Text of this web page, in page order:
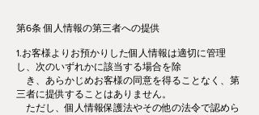
第6条 個人情報の第三者への提供
1.お客様よりお預かりした個人情報は適切に管理
し、次のいずれかに該当する場合を除
き、あらかじめお客様の同意を得ることなく、第
三者に提供することはありません。
ただし、個人情報保護法やその他の法令で認めら